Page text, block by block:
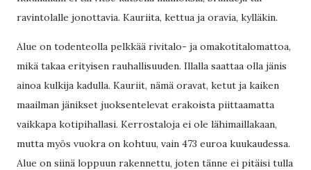
ravintolalle jonottavia. Kauriita, kettua ja oravia, kylläkin.
Alue on todenteolla pelkkää rivitalo- ja omakotitalomattoa,
mikä takaa erityisen rauhallisuuden. Illalla saattaa olla jänis
ainoa kulkija kadulla. Kauriit, nämä oravat, ketut ja kaiken
maailman jänikset juoksentelevat erakoista piittaamatta
vaikkapa kotipihallasi. Kerrostaloja ei ole lähimaillakaan,
mutta myös vuokra on kohtuu, vain 473 euroa kuukaudessa.
Alue on siinä loppuun rakennettu, joten tänne ei pitäisi tulla